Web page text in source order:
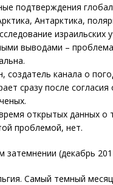
подтверждения
Антарктика,
израильских
выводами –
создатель канала о
сразу после
открытых данных о
проблемой, нет.
затемнении (декабрь
Самый темный